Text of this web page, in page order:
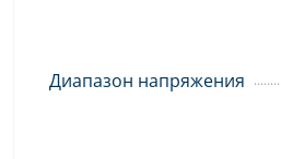
Диапазон напряжения